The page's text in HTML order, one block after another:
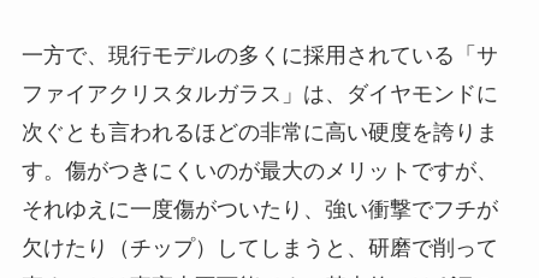
一方で、現行モデルの多くに採用されている「サ
ファイアクリスタルガラス」は、ダイヤモンドに
次ぐとも言われるほどの非常に高い硬度を誇りま
す。傷がつきにくいのが最大のメリットですが、
それゆえに一度傷がついたり、強い衝撃でフチが
欠けたり（チップ）してしまうと、研磨で削って